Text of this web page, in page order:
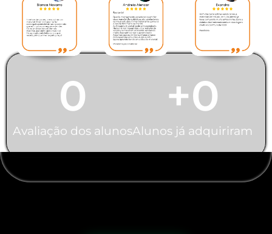
Avaliação dos alunos
0
Alunos já adquiriram
+0